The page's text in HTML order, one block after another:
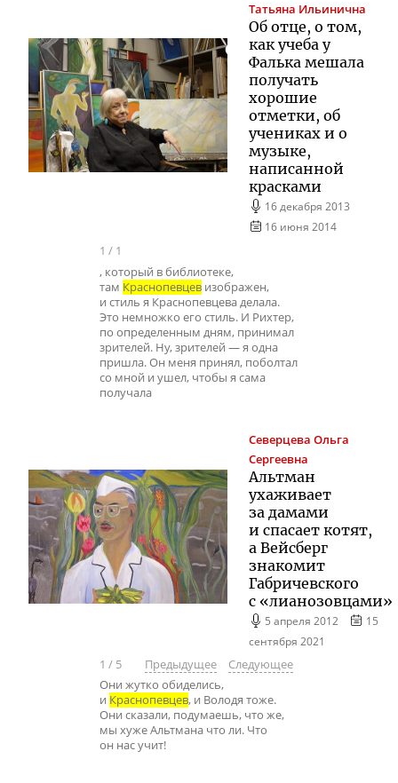
Татьяна Ильинична
Об отце, о том,
как учеба у
Фалька мешала
получать
хорошие
отметки, об
учениках и о
музыке,
написанной
красками
16 декабря 2013
16 июня 2014
1 / 1
, который в библиотеке,
там Краснопевцев изображен,
и стиль я Краснопевцева делала.
Это немножко его стиль. И Рихтер,
по определенным дням, принимал
зрителей. Ну, зрителей — я одна
пришла. Он меня принял, поболтал
со мной и ушел, чтобы я сама
получала
Северцева Ольга
Сергеевна
Альтман
ухаживает
за дамами
и спасает котят,
а Вейсберг
знакомит
Габричевского
с «лианозовцами»
5 апреля 2012
15
сентября 2021
1 / 5 Предыдущее
Следующее
Они жутко обиделись,
и Краснопевцев, и Володя тоже.
Они сказали, подумаешь, что же,
мы хуже Альтмана что ли. Что
он нас учит!